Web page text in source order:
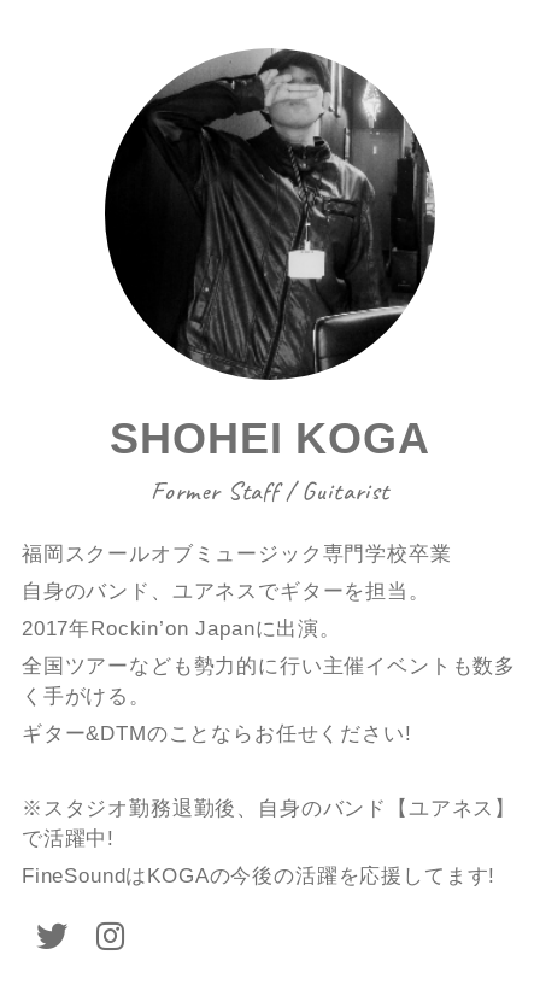
SHOHEI KOGA
Former Staff / Guitarist
福岡スクールオブミュージック専門学校卒業
自身のバンド、ユアネスでギターを担当。
2017年Rockin’on Japanに出演。
全国ツアーなども勢力的に行い主催イベントも数多
く手がける。
ギター&DTMのことならお任せください!
※スタジオ勤務退勤後、自身のバンド【ユアネス】
で活躍中!
FineSoundはKOGAの今後の活躍を応援してます!